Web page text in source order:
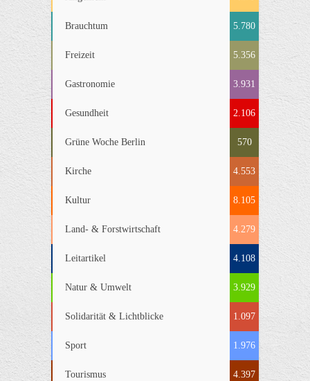
Brauchtum 5.780
Freizeit 5.356
Gastronomie 3.931
Gesundheit 2.106
Grüne Woche Berlin 570
Kirche 4.553
Kultur 8.105
Land- & Forstwirtschaft 4.279
Leitartikel 4.108
Natur & Umwelt 3.929
Solidarität & Lichtblicke 1.097
Sport 1.976
Tourismus 4.397